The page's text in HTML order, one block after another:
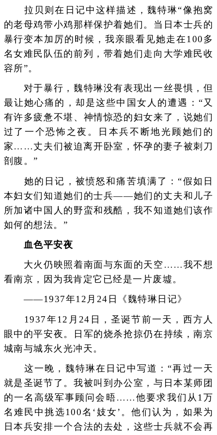
拉贝则在日记中这样描述，魏特琳“像抱窝
的老母鸡带小鸡那样保护着她们。当日本士兵的
暴行变本加厉的时候，我亲眼看见她走在100多
名女难民队伍的前列，带着她们走向大学难民收
容所”。
对于暴行，魏特琳没有表现出一丝畏惧，但
最让她心痛的，却是这些中国女人的遭遇：“又
有许多疲惫不堪、神情惊恐的妇女来了，说她们
过了一个恐怖之夜。日本兵不断地光顾她们的
家……丈夫们被迫离开卧室，怀孕的妻子被刺刀
剖腹。”
她的日记，被愤怒和痛苦填满了：“假如日
本妇女们知道她们的士兵——她们的丈夫和儿子
所加诸中国人的野蛮和残酷，我不知道她们该作
如何的想法。”
血色平安夜
大火仍映照着南面与东面的天空……我不想
看南京，因为我肯定它已经是一片废墟。
——1937年12月24日《魏特琳日记》
1937年12月24日，圣诞节前一天，西方人
眼中的平安夜。日军的烧杀抢掠仍在持续，南京
城南与城东火光冲天。
这一晚，魏特琳在日记中写道：“再过一天
就是圣诞节了。我被叫到办公室，与日本某师团
的一名高级军事顾问会晤……他要求我们从1万
名难民中挑选100名‘妓女’。他们认为，如果为
日本兵安排一个合法的去处，这些士兵就不会再